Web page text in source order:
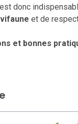
donc
et de
et bonnes